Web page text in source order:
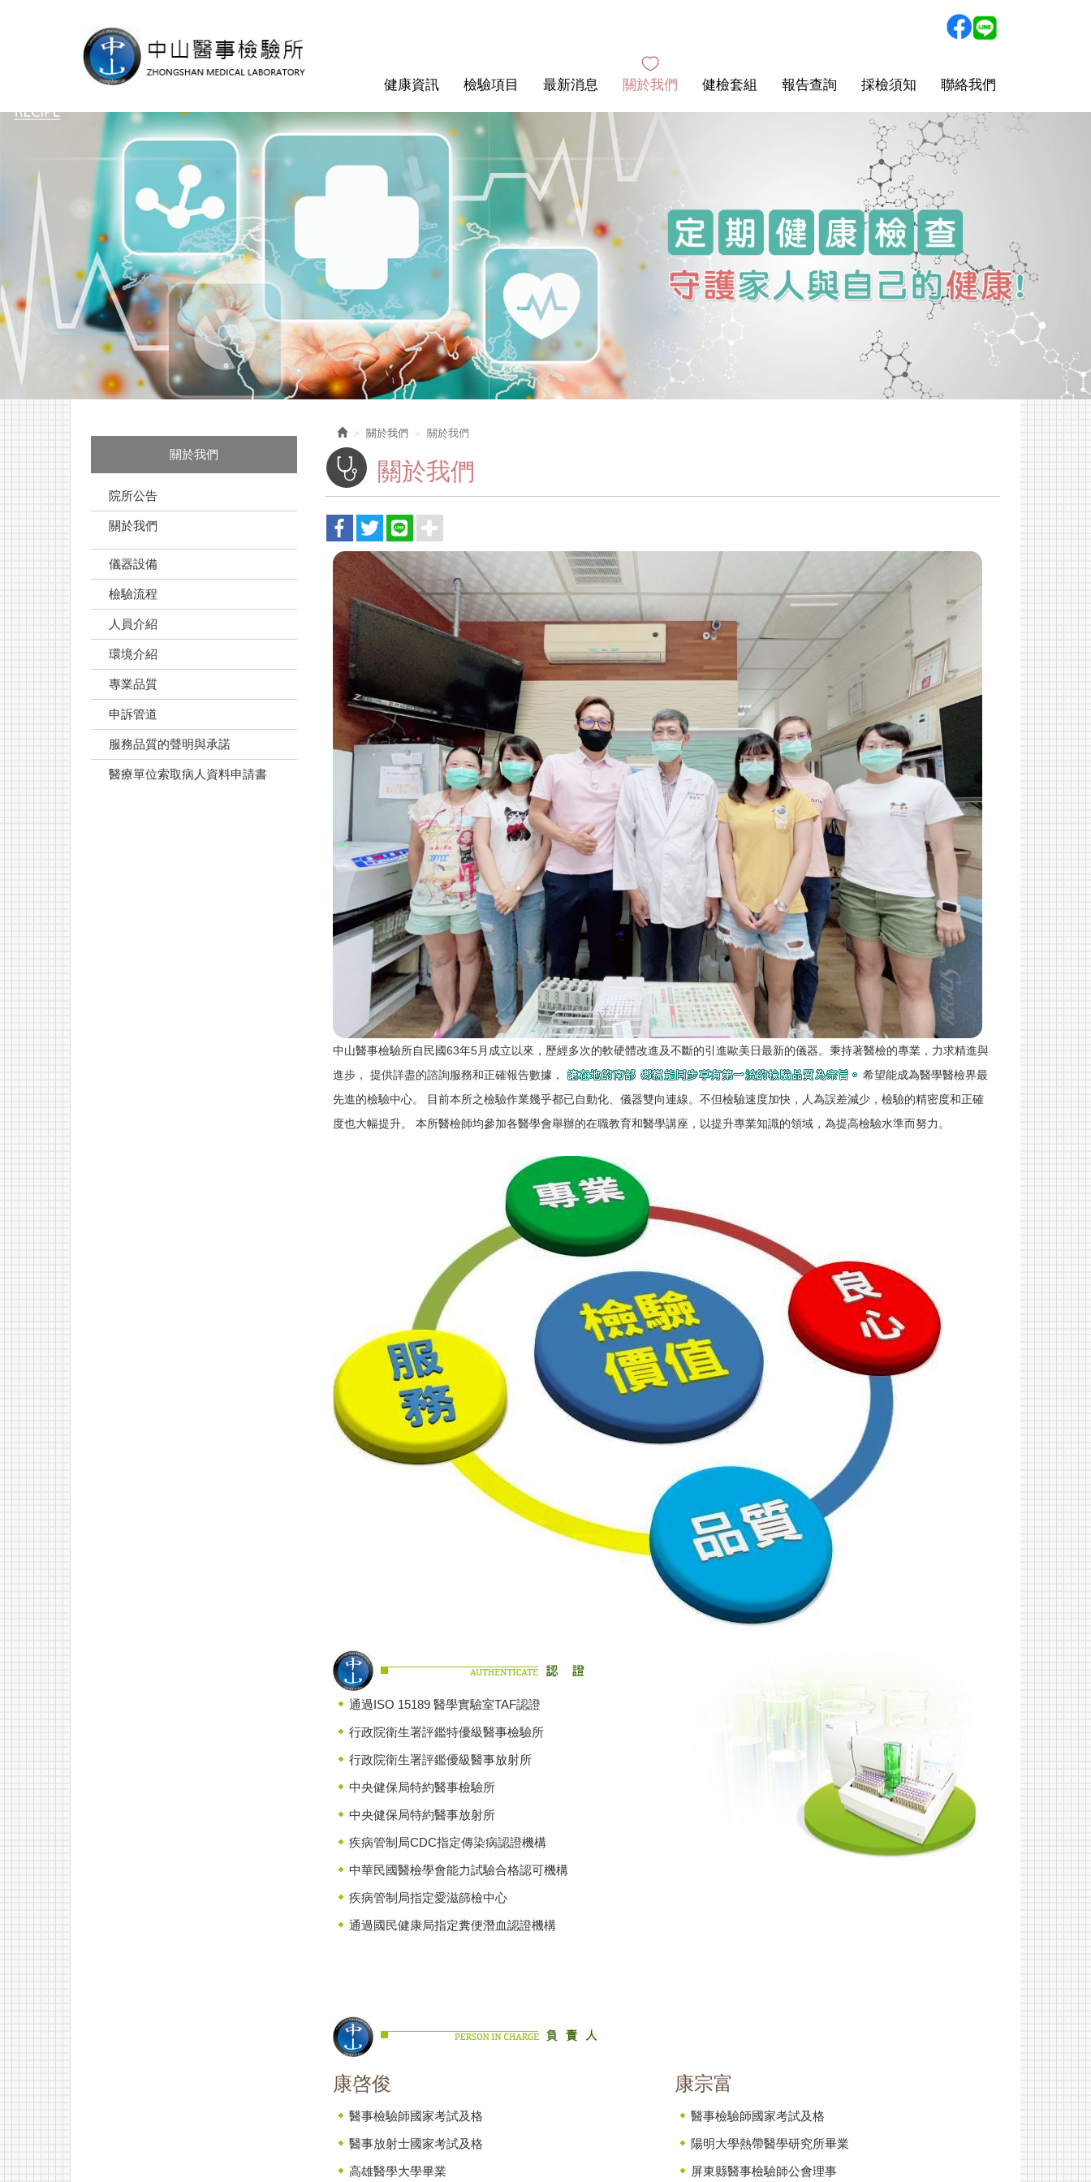
健康資訊 檢驗項目 最新消息 關於我們 健檢套組 報告查詢 採檢須知 聯絡我們
關於我們
院所公告
關於我們
儀器設備
檢驗流程
人員介紹
環境介紹
專業品質
申訴管道
服務品質的聲明與承諾
醫療單位索取病人資料申請書
關於我們 關於我們
關於我們
中山醫事檢驗所自民國63年5月成立以來，歷經多次的軟硬體改進及不斷的引進歐美日最新的儀器。秉持著醫檢的專業，力求精進與
進步， 提供詳盡的諮詢服務和正確報告數據，
希望能成為醫學醫檢界最
先進的檢驗中心。 目前本所之檢驗作業幾乎都已自動化、儀器雙向連線。不但檢驗速度加快，人為誤差減少，檢驗的精密度和正確
度也大幅提升。 本所醫檢師均參加各醫學會舉辦的在職教育和醫學講座，以提升專業知識的領域，為提高檢驗水準而努力。
通過ISO 15189 醫學實驗室TAF認證
行政院衛生署評鑑特優級醫事檢驗所
行政院衛生署評鑑優級醫事放射所
中央健保局特約醫事檢驗所
中央健保局特約醫事放射所
疾病管制局CDC指定傳染病認證機構
中華民國醫檢學會能力試驗合格認可機構
疾病管制局指定愛滋篩檢中心
通過國民健康局指定糞便潛血認證機構
康啓俊
醫事檢驗師國家考試及格
醫事放射士國家考試及格
高雄醫學大學畢業
康宗富
醫事檢驗師國家考試及格
陽明大學熱帶醫學研究所畢業
屏東縣醫事檢驗師公會理事